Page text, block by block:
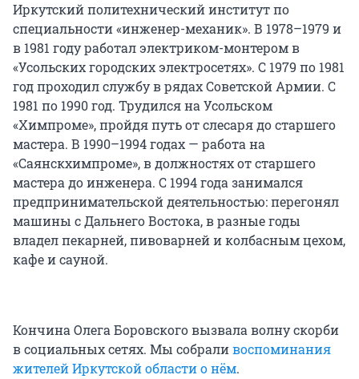
Иркутский политехнический институт по
специальности «инженер-механик». В 1978–1979 и
в 1981 году работал электриком-монтером в
«Усольских городских электросетях». С 1979 по 1981
год проходил службу в рядах Советской Армии. С
1981 по 1990 год. Трудился на Усольском
«Химпроме», пройдя путь от слесаря до старшего
мастера. В 1990–1994 годах — работа на
«Саянскхимпроме», в должностях от старшего
мастера до инженера. С 1994 года занимался
предпринимательской деятельностью: перегонял
машины с Дальнего Востока, в разные годы
владел пекарней, пивоварней и колбасным цехом,
кафе и сауной.
Кончина Олега Боровского вызвала волну скорби
в социальных сетях. Мы собраливоспоминания
жителей Иркутской области о нём.